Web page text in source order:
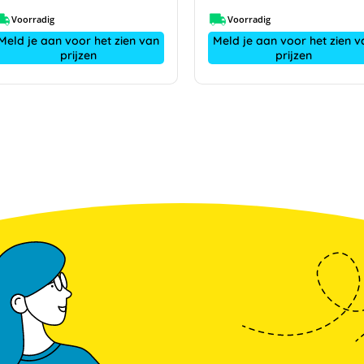
Voorradig
je aan voor het zien van
prijzen
Voorradig
Meld je aan voor het zien
prijzen